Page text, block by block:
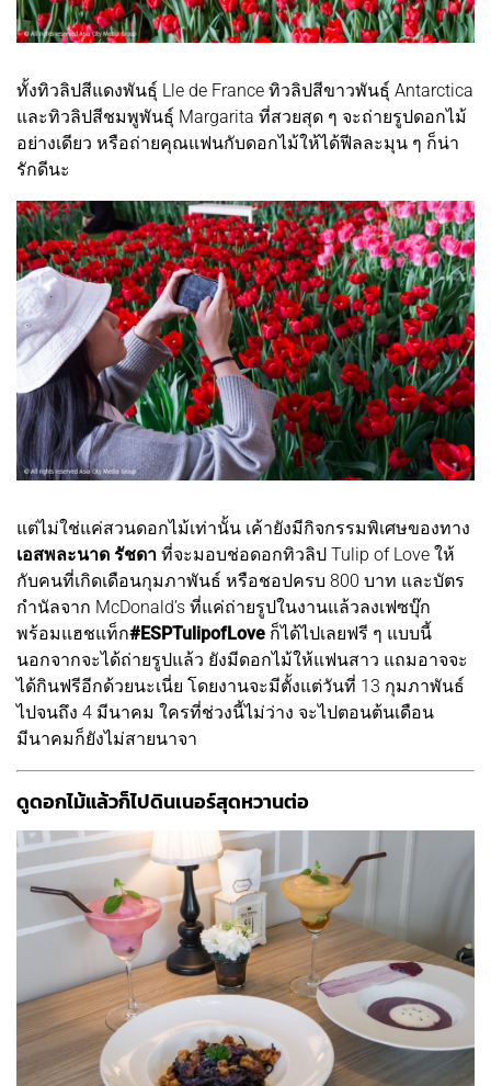
ทั้งทิวลิปสีแดงพันธุ์ Lle de France ทิวลิปสีขาวพันธุ์ Antarctica
และทิวลิปสีชมพูพันธุ์ Margarita ที่สวยสุด ๆ จะถ่ายรูปดอกไม้
อย่างเดียว หรือถ่ายคุณแฟนกับดอกไม้ให้ได้ฟีลละมุน ๆ ก็น่า
รักดีนะ
แต่ไม่ใช่แค่สวนดอกไม้เท่านั้น เค้ายังมีกิจกรรมพิเศษของทาง
เอสพละนาด รัชดา ที่จะมอบช่อดอกทิวลิป Tulip of Love ให้
กับคนที่เกิดเดือนกุมภาพันธ์ หรือชอปครบ 800 บาท และบัตร
กำนัลจาก McDonald’s ที่แค่ถ่ายรูปในงานแล้วลงเฟซบุ๊ก
พร้อมแฮชแท็ก#ESPTulipofLove ก็ได้ไปเลยฟรี ๆ แบบนี้
นอกจากจะได้ถ่ายรูปแล้ว ยังมีดอกไม้ให้แฟนสาว แถมอาจจะ
ได้กินฟรีอีกด้วยนะเนี่ย โดยงานจะมีตั้งแต่วันที่ 13 กุมภาพันธ์
ไปจนถึง 4 มีนาคม ใครที่ช่วงนี้ไม่ว่าง จะไปตอนต้นเดือน
มีนาคมก็ยังไม่สายนาจา
ดูดอกไม้แล้วก็ไปดินเนอร์สุดหวานต่อ